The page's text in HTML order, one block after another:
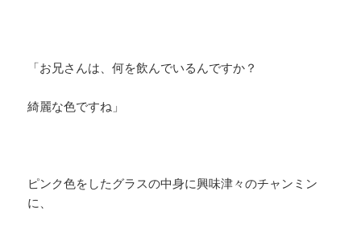
「お兄さんは、何を飲んでいるんですか？
綺麗な色ですね」
ピンク色をしたグラスの中身に興味津々のチャンミン
に、